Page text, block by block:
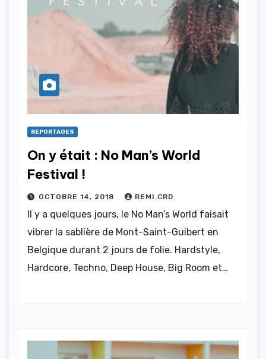
REPORTAGES
On y était : No Man’s World
Festival !
OCTOBRE 14, 2018 REMI.CRD
Il y a quelques jours, le No Man’s World faisait
vibrer la sablière de Mont-Saint-Guibert en
Belgique durant 2 jours de folie. Hardstyle,
Hardcore, Techno, Deep House, Big Room et…